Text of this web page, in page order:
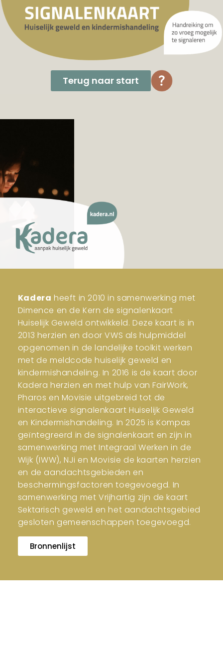
Terug naar start
Kadera heeft in 2010 in samenwerking met
Dimence en de Kern de signalenkaart
Huiselijk Geweld ontwikkeld. Deze kaart is in
2013 herzien en door VWS als hulpmiddel
opgenomen in de landelijke toolkit werken
met de meldcode huiselijk geweld en
kindermishandeling. In 2016 is de kaart door
Kadera herzien en met hulp van FairWork,
Pharos en Movisie uitgebreid tot de
interactieve signalenkaart Huiselijk Geweld
en Kindermishandeling. In 2025 is Kompas
geïntegreerd in de signalenkaart en zijn in
samenwerking met Integraal Werken in de
Wijk (IWW), NJi en Movisie de kaarten herzien
en de aandachtsgebieden en
beschermingsfactoren toegevoegd. In
samenwerking met Vrijhartig zijn de kaart
Sektarisch geweld en het aandachtsgebied
gesloten gemeenschappen toegevoegd.
Bronnenlijst